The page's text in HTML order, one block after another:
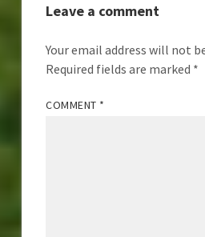
Leave a comment
Your email address will not
Required fields are marked *
COMMENT *